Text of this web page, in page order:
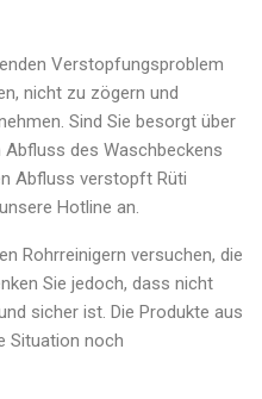
Verstopfungsproblem
nicht zu zögern und
Sind Sie besorgt über
Abfluss des Waschbeckens
Abfluss verstopft Rüti
Hotline an.
Rohrreinigern versuchen, die
Sie jedoch, dass nicht
sicher ist. Die Produkte aus
Situation noch